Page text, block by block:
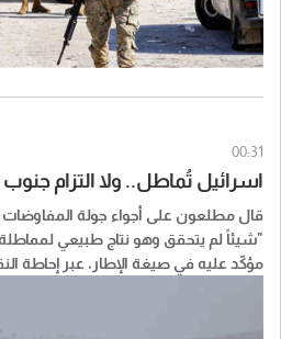
00:31
اسرائيل تُماطل.. ولا التزام
قال مطلعون على أجواء جولة المفاوضات
"شيئاً لم يتحقق وهو نتاج طبيعي لمماطلة
مؤكّد عليه في صيغة الإطار، عبر إحاطة